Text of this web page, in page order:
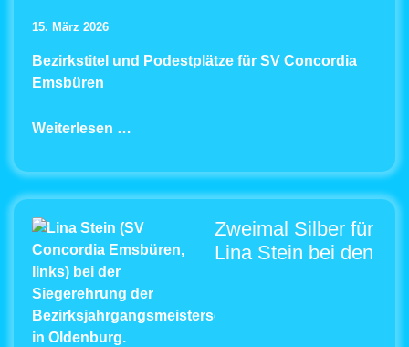
15. März 2026
Bezirkstitel und Podestplätze für SV Concordia
Emsbüren
Weiterlesen …
Zweimal Silber für
Lina Stein bei den